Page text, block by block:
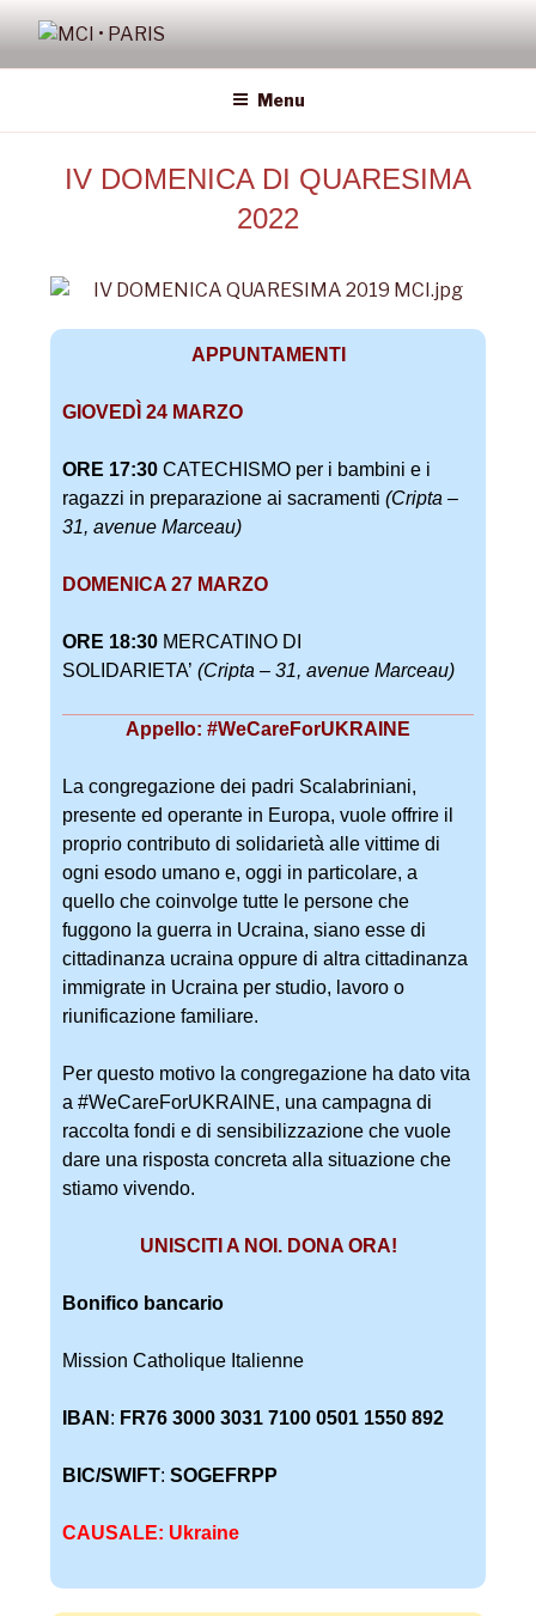
MCI • PARIS
Menu
IV DOMENICA DI QUARESIMA
2022
APPUNTAMENTI
GIOVEDÌ 24 MARZO
ORE 17:30 CATECHISMO per i bambini e i
ragazzi in preparazione ai sacramenti (Cripta –
31, avenue Marceau)
DOMENICA 27 MARZO
ORE 18:30 MERCATINO DI
SOLIDARIETA’ (Cripta – 31, avenue Marceau)
Appello: #WeCareForUKRAINE
La congregazione dei padri Scalabriniani,
presente ed operante in Europa, vuole offrire il
proprio contributo di solidarietà alle vittime di
ogni esodo umano e, oggi in particolare, a
quello che coinvolge tutte le persone che
fuggono la guerra in Ucraina, siano esse di
cittadinanza ucraina oppure di altra cittadinanza
immigrate in Ucraina per studio, lavoro o
riunificazione familiare.
Per questo motivo la congregazione ha dato vita
a #WeCareForUKRAINE, una campagna di
raccolta fondi e di sensibilizzazione che vuole
dare una risposta concreta alla situazione che
stiamo vivendo.
UNISCITI A NOI. DONA ORA!
Bonifico bancario
Mission Catholique Italienne
IBAN : FR76 3000 3031 7100 0501 1550 892
BIC/SWIFT: SOGEFRPP
CAUSALE: Ukraine